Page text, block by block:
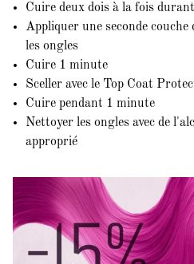
Cuire deux dois à la fois
Appliquer une seconde
les ongles
Cuire 1 minute
Sceller avec le Top Coat
Cuire pendant 1 minute
Nettoyer les ongles avec de
approprié